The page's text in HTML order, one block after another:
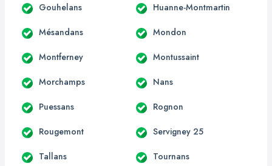
Gouhelans Huanne-Montmartin
Mésandans Mondon
Montferney Montussaint
Morchamps Nans
Puessans Rognon
Rougemont Servigney 25
Tallans Tournans